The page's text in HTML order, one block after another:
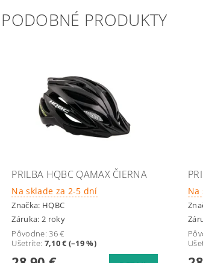
PODOBNÉ PRODUKTY
PRILBA HQBC QAMAX ČIERNA
Na sklade za 2-5 dní
Značka: HQBC
Záruka: 2 roky
Pôvodne:36 €
Ušetríte: 7,10 € (–19 %)
Na